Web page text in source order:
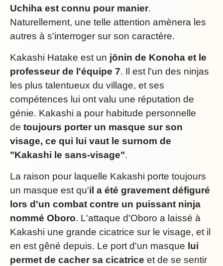
Uchiha est connu pour manier.
Naturellement, une telle attention amènera les
autres à s'interroger sur son caractère.
Kakashi Hatake est un jōnin de Konoha et le
professeur de l'équipe 7. Il est l'un des ninjas
les plus talentueux du village, et ses
compétences lui ont valu une réputation de
génie. Kakashi a pour habitude personnelle
de toujours porter un masque sur son
visage, ce qui lui vaut le surnom de
"Kakashi le sans-visage".
La raison pour laquelle Kakashi porte toujours
un masque est qu'il a été gravement défiguré
lors d'un combat contre un puissant ninja
nommé Oboro. L'attaque d'Oboro a laissé à
Kakashi une grande cicatrice sur le visage, et il
en est gêné depuis. Le port d'un masque lui
permet de cacher sa cicatrice et de se sentir